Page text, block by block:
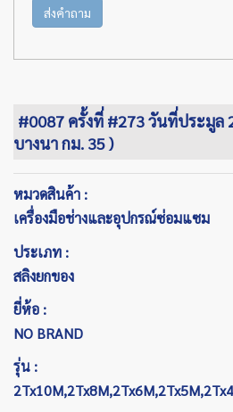
ส่งคำถาม
#0087 ครั้งที่ #273 วันที่ประมูล
บางนา กม. 35 )
หมวดสินค้า :
เครื่องมือช่างและอุปกรณ์ซ่อมแซม
ประเภท :
สลิงยกของ
ยี่ห้อ :
NO BRAND
รุ่น :